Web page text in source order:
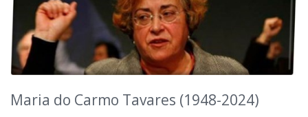
Maria do Carmo Tavares (1948-2024)